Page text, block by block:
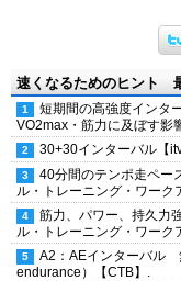
速くなるためのヒント
短期間の高強度インタ
VO2max・筋力に及ぼす影
30+30インターバル【
40分間のテンポ走ペー
ル・トレーニング・ワーク
筋力、パワー、持久力
ル・トレーニング・ワーク
A2：AEインターバル
endurance）【CTB】.